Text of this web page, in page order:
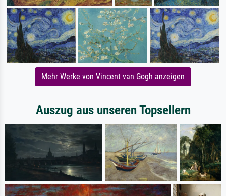
Mehr Werke von Vincent van Gogh anzeigen
Auszug aus unseren Topsellern